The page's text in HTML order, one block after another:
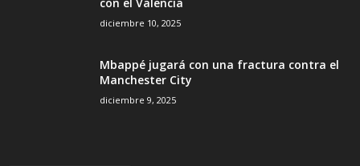
diciembre 10, 2025
Mbappé jugará con una fractura contra el
Manchester City
diciembre 9, 2025